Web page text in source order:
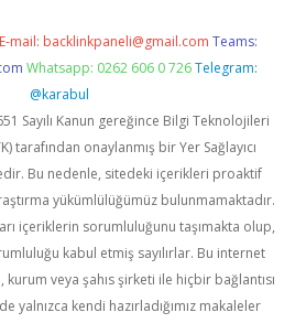
E-mail: backlinkpaneli@gmail.com Teams:
Whatsapp: 0262 606 0 726 Telegram:
@karabul
Sayılı Kanun gereğince Bilgi Teknolojileri
tarafından onaylanmış bir Yer Sağlayıcı
Bu nedenle, sitedeki içerikleri proaktif
yükümlülüğümüz bulunmamaktadır.
içeriklerin sorumluluğunu taşımakta olup,
kabul etmiş sayılırlar. Bu internet
veya şahıs şirketi ile hiçbir bağlantısı
yalnızca kendi hazırladığımız makaleler